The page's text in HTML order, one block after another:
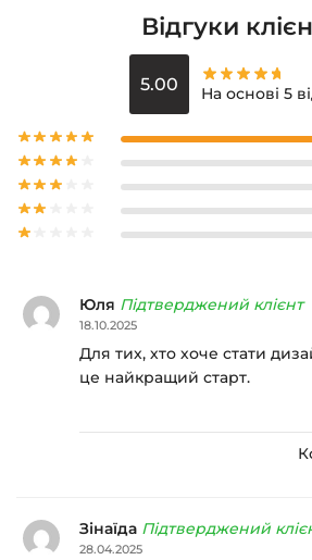
Відгуки
5.00 На основі 5
Юля Підтверджений клієнт
18.10.2025
Для тих, хто хоче стати
це найкращий старт.
Зінаїда Підтверджений
28.04.2025